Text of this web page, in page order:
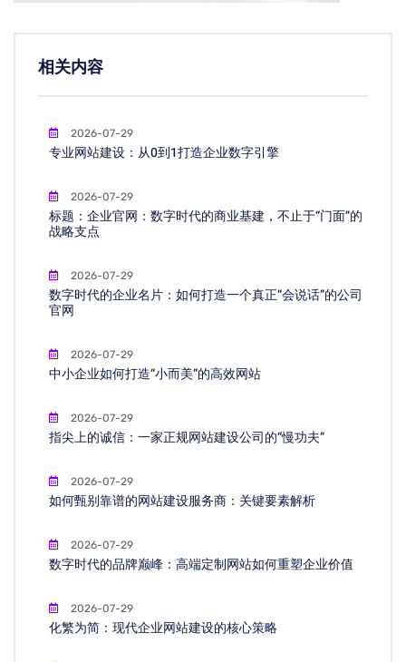
相关内容
2026-07-29
专业网站建设：从0到1打造企业数字引擎
2026-07-29
标题：企业官网：数字时代的商业基建，不止于“门面”的
战略支点
2026-07-29
数字时代的企业名片：如何打造一个真正“会说话”的公司
官网
2026-07-29
中小企业如何打造“小而美”的高效网站
2026-07-29
指尖上的诚信：一家正规网站建设公司的“慢功夫”
2026-07-29
如何甄别靠谱的网站建设服务商：关键要素解析
2026-07-29
数字时代的品牌巅峰：高端定制网站如何重塑企业价值
2026-07-29
化繁为简：现代企业网站建设的核心策略